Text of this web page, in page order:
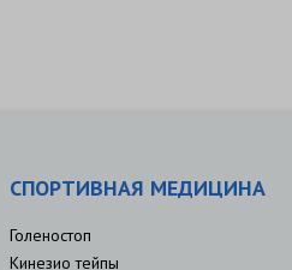
СПОРТИВНАЯ МЕДИЦИНА
Голеностоп
Кинезио тейпы